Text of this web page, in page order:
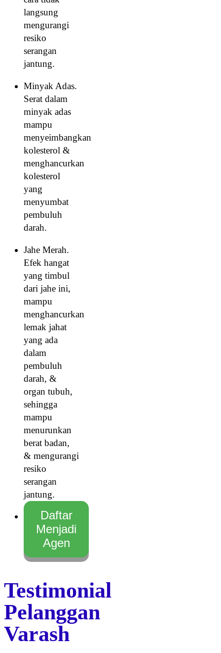
langsung
mengurangi
resiko
serangan
jantung.
Minyak Adas.
Serat dalam
minyak adas
mampu
menyeimbangkan
kolesterol &
menghancurkan
kolesterol
yang
menyumbat
pembuluh
darah.
Jahe Merah.
Efek hangat
yang timbul
dari jahe ini,
mampu
menghancurkan
lemak jahat
yang ada
dalam
pembuluh
darah, &
organ tubuh,
sehingga
mampu
menurunkan
berat badan,
& mengurangi
resiko
serangan
jantung.
Daftar
Menjadi
Agen
Testimonial
Pelanggan
Varash